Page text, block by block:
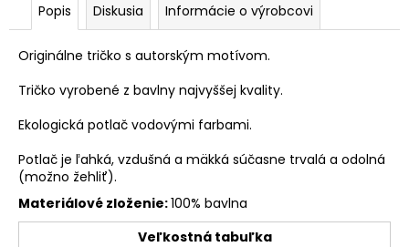
Popis Diskusia Informácie o výrobcovi
Originálne tričko s autorským motívom.
Tričko vyrobené z bavlny najvyššej kvality.
Ekologická potlač vodovými farbami.
Potlač je ľahká, vzdušná a mäkká súčasne trvalá a odolná
(možno žehliť).
Materiálové zloženie:100% bavlna
Veľkostná tabuľka